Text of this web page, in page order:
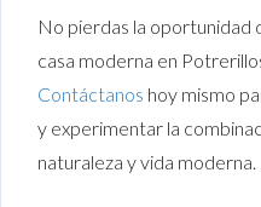
No pierdas la oportunidad
casa moderna en
Contáctanos hoy mismo
y experimentar la
naturaleza y vida moderna.